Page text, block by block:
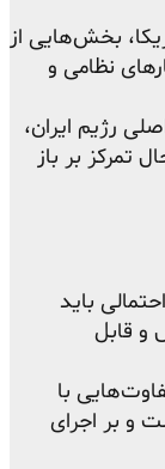
بخش‌هایی از
نظامی و
رژیم ایران،
تمرکز بر باز
باید
و قابل
با
و بر اجرای